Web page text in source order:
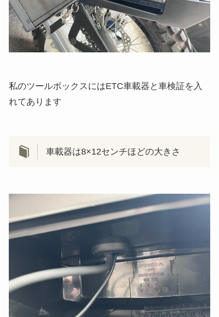
私のツールボックスにはETC車載器と車検証を入
れてあります
車載器は8×12センチほどの大きさ